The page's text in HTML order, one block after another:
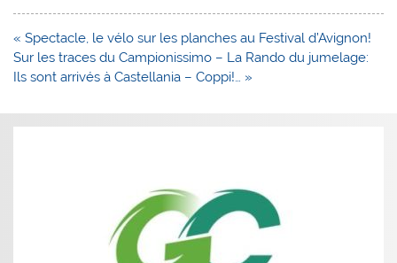
Navigation
de
l’article
« Spectacle, le vélo sur les planches au Festival d’Avignon!
Sur les traces du Campionissimo – La Rando du jumelage:
Ils sont arrivés à Castellania – Coppi!… »